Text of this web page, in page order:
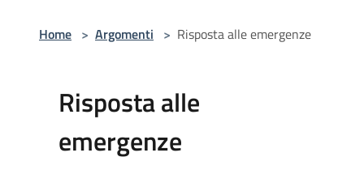
Home > Argomenti > Risposta alle emergenze
Risposta alle
emergenze